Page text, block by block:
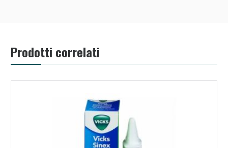
Prodotti correlati